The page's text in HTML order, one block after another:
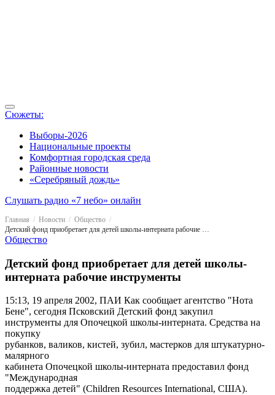
Сюжеты:
Выборы-2026
Национальные проекты
Комфортная городская среда
Районные новости
«Серебряный дождь»
Слушать радио «7 небо» онлайн
Главная Новости
Общество
Детский фонд приобретает для детей школы-интерната рабочие инструменты
Общество
Детский фонд приобретает для детей школы-
интерната рабочие инструменты
15:13, 19 апреля 2002, ПАИ Как сообщает агентство "Нота
Бене", сегодня Псковский Детский фонд закупил
инструменты для Опочецкой школы-интерната. Средства на
покупку
рубанков, валиков, кистей, зубил, мастерков для штукатурно-
малярного
кабинета Опочецкой школы-интерната предоставил фонд
"Международная
поддержка детей" (Children Resources International, США).